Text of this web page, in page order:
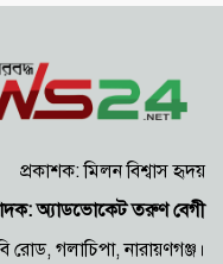
জনগণের আন্দোলন
রক্তক্ষয়ী সংঘর্ষ
প্রকাশক: মিলন বিশ্বাস হৃদয়
অ্যাডভোকেট তরুণ বেগী
রোড, গলাচিপা, নারায়ণগঞ্জ।